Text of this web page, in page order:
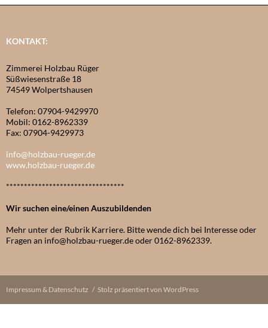
KONTAKT:
Zimmerei Holzbau Rüger
Süßwiesenstraße 18
74549 Wolpertshausen
Telefon: 07904-9429970
Mobil: 0162-8962339
Fax: 07904-9429973
info@holzbau-rueger.de
www.holzbau-rueger.de
*********************************
Wir suchen eine/einen Auszubildenden
Mehr unter der Rubrik Karriere. Bitte wende dich bei Interesse oder
Fragen an info@holzbau-rueger.de oder 0162-8962339.
Impressum & Datenschutz Stolz präsentiert von WordPress